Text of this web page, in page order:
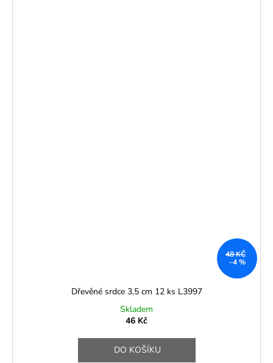
48 KČ
–4 %
Dřevěné srdce 3,5 cm 12 ks L3997
Skladem
46 Kč
DO KOŠÍKU